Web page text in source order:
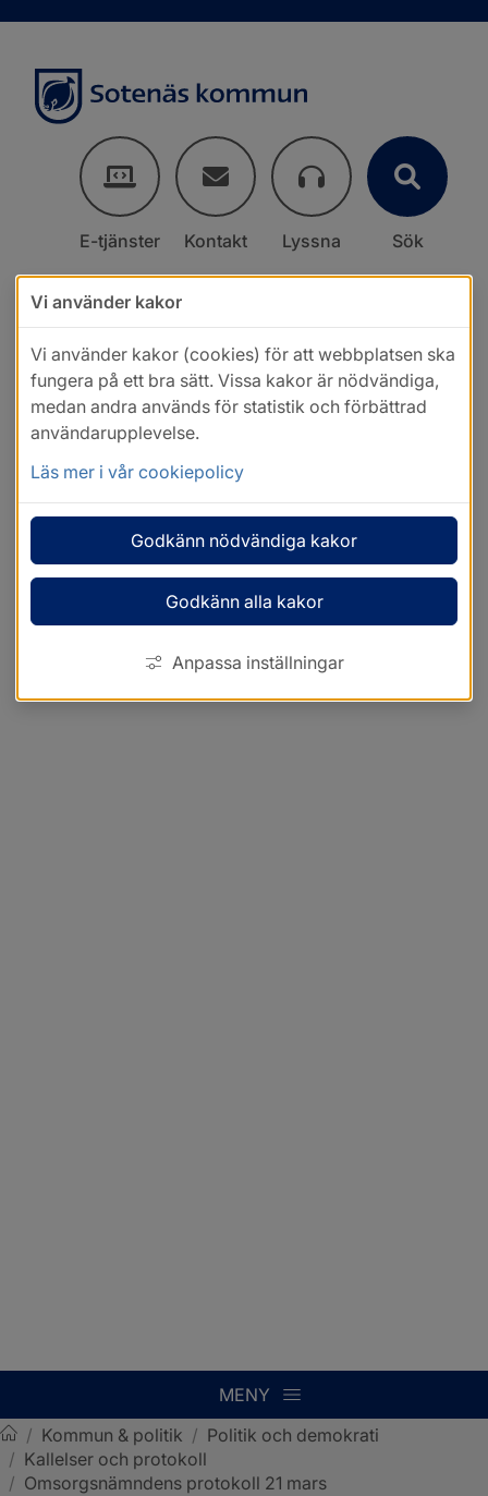
E-tjänster Kontakt Lyssna Sök
MENY
Sotenäs kommun
/ Kommun & politik / Politik och demokrati
/ Kallelser och protokoll
/ Omsorgsnämndens protokoll 21 mars
Vi använder kakor
Vi använder kakor (cookies) för att webbplatsen ska
fungera på ett bra sätt. Vissa kakor är nödvändiga,
medan andra används för statistik och förbättrad
användarupplevelse.
Läs mer i vår cookiepolicy
Godkänn nödvändiga kakor
Godkänn alla kakor
Anpassa inställningar